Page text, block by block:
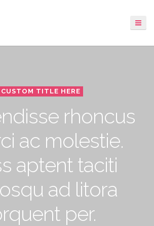
CUSTOM TITLE HERE
rhoncus
ac molestie.
aptent taciti
ad litora
per.